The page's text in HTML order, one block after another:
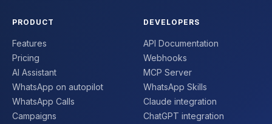
PRODUCT
Features
Pricing
AI Assistant
WhatsApp on autopilot
WhatsApp Calls
Campaigns
DEVELOPERS
API Documentation
Webhooks
MCP Server
WhatsApp Skills
Claude integration
ChatGPT integration